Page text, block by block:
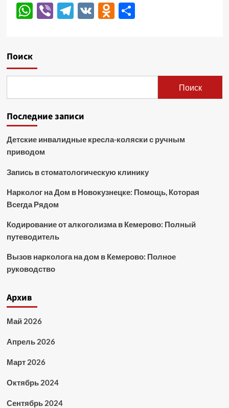
WhatsApp
ViberTelegram
VKOdnoklassniki
Отправить
Поиск
Поиск
Последние записи
Детские инвалидные кресла-коляски с ручным
приводом
Запись в стоматологическую клинику
Нарколог на Дом в Новокузнецке: Помощь, Которая
Всегда Рядом
Кодирование от алкоголизма в Кемерово: Полный
путеводитель
Вызов нарколога на дом в Кемерово: Полное
руководство
Архив
Май 2026
Апрель 2026
Март 2026
Октябрь 2024
Сентябрь 2024